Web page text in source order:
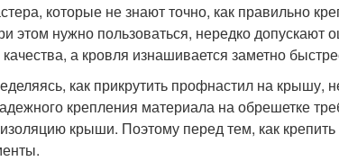
которые не знают точно, как правильно
этом нужно пользоваться, нередко допускают
а кровля изнашивается заметно
как прикрутить профнастил на крышу,
крепления материала на обрешетке
крыши. Поэтому перед тем, как